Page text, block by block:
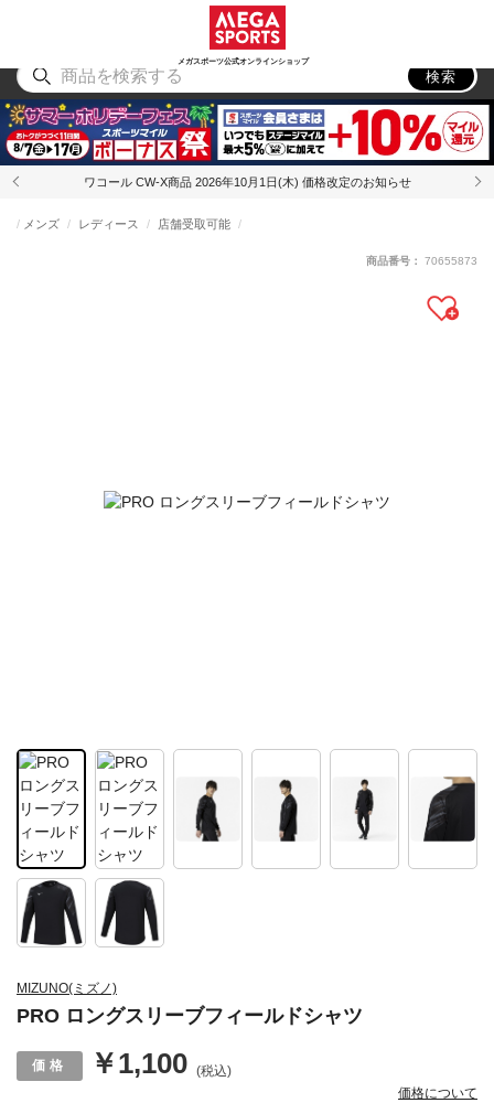
メガスポーツ公式オンラインショップ
アウトドア
検索
ワコール CW-X商品 2026年10月1日(木) 価格改定のお知らせ
MIZUNO(ミズノ)
PRO ロングスリーブフィールドシャツ
メンズ レディース 店舗受取可能
￥1,100 (税込)
価格について
商品番号： 70655873